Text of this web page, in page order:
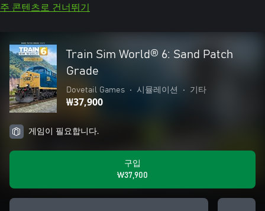
주 콘텐츠로 건너뛰기
Train Sim World® 6: Sand Patch
Grade
Dovetail Games • 시뮬레이션 • 기타
₩37,900
게임이 필요합니다.
구입
₩37,900